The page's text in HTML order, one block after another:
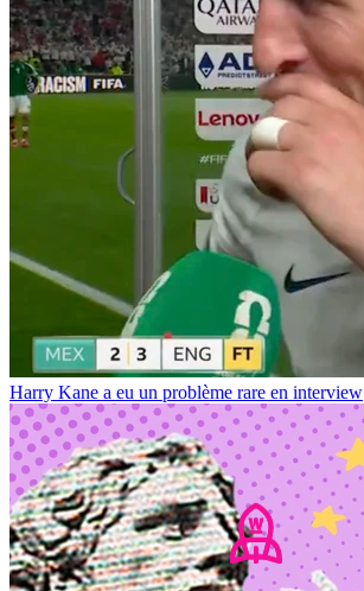
Harry Kane a eu un problème rare en interview